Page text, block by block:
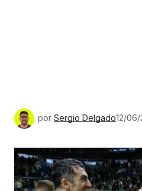
por Sergio Delgado12/06/